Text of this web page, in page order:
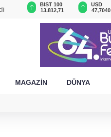
BIST 100
13.812,71
USD
47,7040
MAGAZİN DÜNYA